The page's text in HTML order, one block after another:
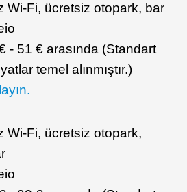
Wi-Fi, ücretsiz otopark, bar
- 51 € arasında (Standart
temel alınmıştır.)
Wi-Fi, ücretsiz otopark,